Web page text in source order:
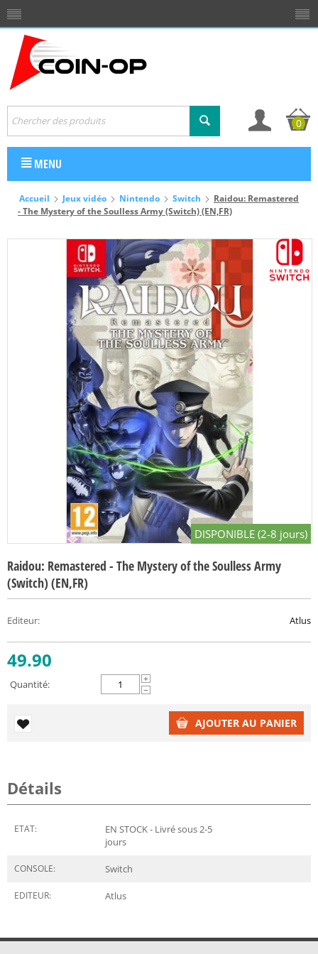
0
MENU
Accueil Jeux vidéo Nintendo Switch
Raidou: Remastered
- The Mystery of the Soulless Army (Switch) (EN,FR)
DISPONIBLE (2-8 jours)
Raidou: Remastered - The Mystery of the Soulless Army
(Switch) (EN,FR)
Editeur: Atlus
49.90
Quantité:
+
−
AJOUTER AU PANIER
Détails
ETAT:
EN STOCK - Livré sous 2-5
jours
CONSOLE: Switch
EDITEUR: Atlus